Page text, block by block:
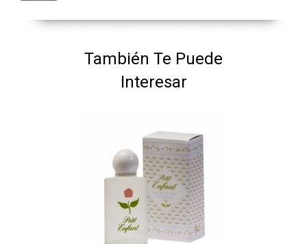
También Te Puede
Interesar